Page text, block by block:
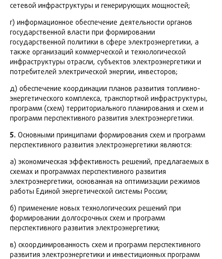
сетевой инфраструктуры и генерирующих мощностей;
г) информационное обеспечение деятельности органов
государственной власти при формировании
государственной политики в сфере электроэнергетики, а
также организаций коммерческой и технологической
инфраструктуры отрасли, субъектов электроэнергетики и
потребителей электрической энергии, инвесторов;
д) обеспечение координации планов развития топливно-
энергетического комплекса, транспортной инфраструктуры,
программ (схем) территориального планирования и схем и
программ перспективного развития электроэнергетики.
5. Основными принципами формирования схем и программ
перспективного развития электроэнергетики являются:
а) экономическая эффективность решений, предлагаемых в
схемах и программах перспективного развития
электроэнергетики, основанная на оптимизации режимов
работы Единой энергетической системы России;
б) применение новых технологических решений при
формировании долгосрочных схем и программ
перспективного развития электроэнергетики;
в) скоординированность схем и программ перспективного
развития электроэнергетики и инвестиционных программ